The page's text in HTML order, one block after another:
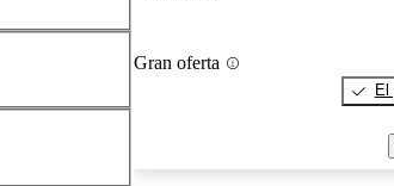
Gran oferta
El